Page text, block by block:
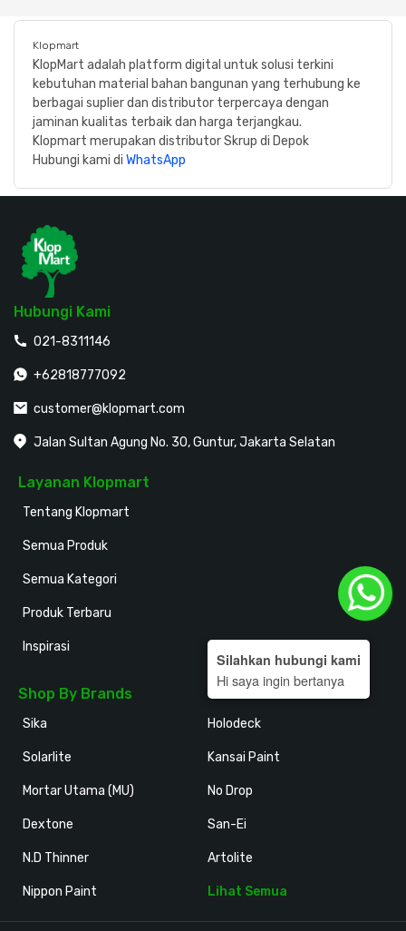
Klopmart
KlopMart adalah platform digital untuk solusi terkini
kebutuhan material bahan bangunan yang terhubung ke
berbagai suplier dan distributor terpercaya dengan
jaminan kualitas terbaik dan harga terjangkau.
Klopmart merupakan distributor Skrup di Depok
Hubungi kami di WhatsApp
Hubungi Kami
021-8311146
+62818777092
customer@klopmart.com
Jalan Sultan Agung No. 30, Guntur, Jakarta Selatan
Layanan Klopmart
Tentang Klopmart
Semua Produk
Semua Kategori
Produk Terbaru
Inspirasi
Shop By Brands
Sika
Solarlite
Mortar Utama (MU)
Dextone
N.D Thinner
Nippon Paint
Holodeck
Kansai Paint
No Drop
San-Ei
Artolite
Lihat Semua
Silahkan hubungi kami
Hi saya ingin bertanya